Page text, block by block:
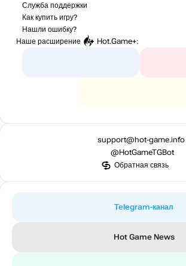
Служба поддержки
Как купить игру?
Нашли ошибку?
Наше расширение
Hot.Game+:
support@hot-game.info
@HotGameTGBot
Обратная связь
Telegram-канал
Hot Game News